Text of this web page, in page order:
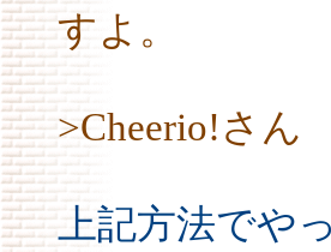
すよ。
>Cheerio!さん
上記方法でや